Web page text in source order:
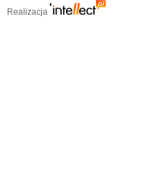
Realizacja